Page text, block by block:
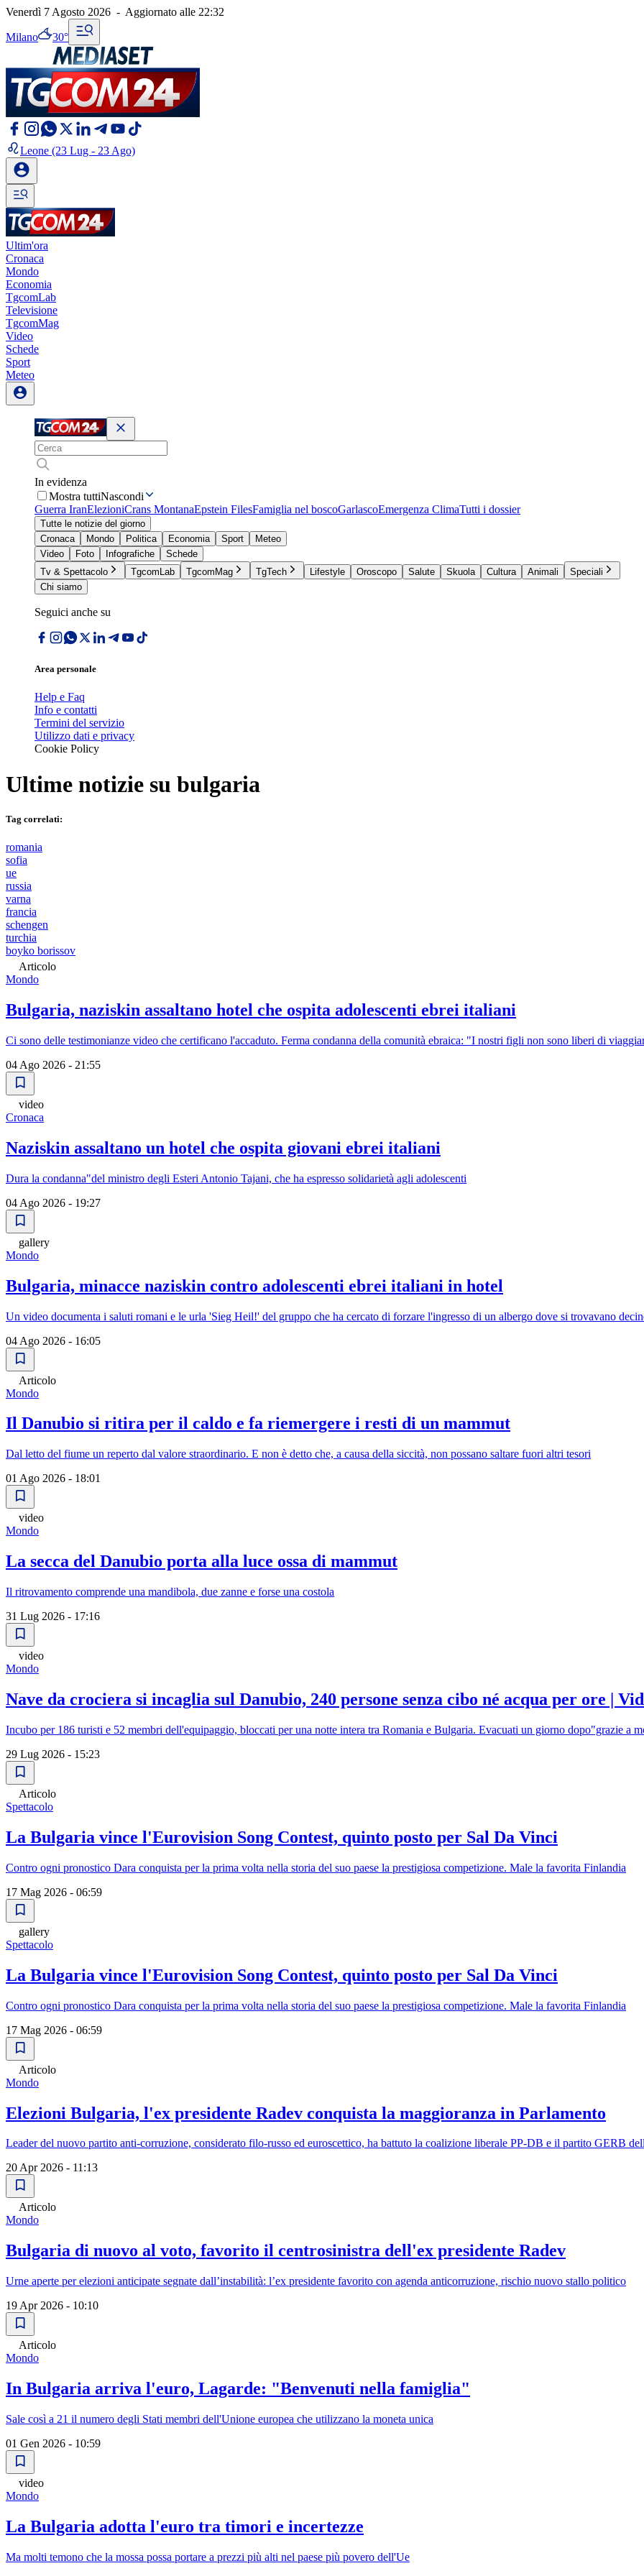
Venerdì 7 Agosto 2026 - Aggiornato alle 22:32
Milano 30°
Leone (23 Lug - 23 Ago)
Ultim'ora
Cronaca
Mondo
Economia
TgcomLab
Televisione
TgcomMag
Video
Schede
Sport
Meteo
In evidenza
Mostra tuttiNascondi
Guerra IranElezioniCrans MontanaEpstein FilesFamiglia nel boscoGarlascoEmergenza ClimaTutti i dossier
Tutte le notizie del giorno
Cronaca
Mondo Politica Economia Sport
Meteo
Video
Foto Infografiche
Schede
Tv & Spettacolo
TgcomLab TgcomMag TgTech Lifestyle Oroscopo Salute Skuola Cultura Animali
Speciali
Chi siamo
Seguici anche su
Area personale
Help e Faq
Info e contatti
Termini del servizio
Utilizzo dati e privacy
Cookie Policy
Ultime notizie su bulgaria
Tag correlati:
romania
sofia
ue
russia
varna
francia
schengen
turchia
boyko borissov
Articolo
Mondo
Bulgaria, naziskin assaltano hotel che ospita adolescenti ebrei italiani
Ci sono delle testimonianze video che certificano l'accaduto. Ferma condanna della comunità ebraica: "I nostri figli non sono liberi di
04 Ago 2026 - 21:55
video
Cronaca
Naziskin assaltano un hotel che ospita giovani ebrei italiani
Dura la condanna"del ministro degli Esteri Antonio Tajani, che ha espresso solidarietà agli adolescenti
04 Ago 2026 - 19:27
gallery
Mondo
Bulgaria, minacce naziskin contro adolescenti ebrei italiani in hotel
Un video documenta i saluti romani e le urla 'Sieg Heil!' del gruppo che ha cercato di forzare l'ingresso di un albergo dove si trovavano
04 Ago 2026 - 16:05
Articolo
Mondo
Il Danubio si ritira per il caldo e fa riemergere i resti di un mammut
Dal letto del fiume un reperto dal valore straordinario. E non è detto che, a causa della siccità, non possano saltare fuori altri tesori
01 Ago 2026 - 18:01
video
Mondo
La secca del Danubio porta alla luce ossa di mammut
Il ritrovamento comprende una mandibola, due zanne e forse una costola
31 Lug 2026 - 17:16
video
Mondo
Nave da crociera si incaglia sul Danubio, 240 persone senza cibo né acqua per ore |
Incubo per 186 turisti e 52 membri dell'equipaggio, bloccati per una notte intera tra Romania e Bulgaria. Evacuati un giorno dopo"grazie a
29 Lug 2026 - 15:23
Articolo
Spettacolo
La Bulgaria vince l'Eurovision Song Contest, quinto posto per Sal Da Vinci
Contro ogni pronostico Dara conquista per la prima volta nella storia del suo paese la prestigiosa competizione. Male la favorita Finlandia
17 Mag 2026 - 06:59
gallery
Spettacolo
La Bulgaria vince l'Eurovision Song Contest, quinto posto per Sal Da Vinci
Contro ogni pronostico Dara conquista per la prima volta nella storia del suo paese la prestigiosa competizione. Male la favorita Finlandia
17 Mag 2026 - 06:59
Articolo
Mondo
Elezioni Bulgaria, l'ex presidente Radev conquista la maggioranza in Parlamento
Leader del nuovo partito anti-corruzione, considerato filo-russo ed euroscettico, ha battuto la coalizione liberale PP-DB e il partito GERB
20 Apr 2026 - 11:13
Articolo
Mondo
Bulgaria di nuovo al voto, favorito il centrosinistra dell'ex presidente Radev
Urne aperte per elezioni anticipate segnate dall’instabilità: l’ex presidente favorito con agenda anticorruzione, rischio nuovo stallo politico
19 Apr 2026 - 10:10
Articolo
Mondo
In Bulgaria arriva l'euro, Lagarde: "Benvenuti nella famiglia"
Sale così a 21 il numero degli Stati membri dell'Unione europea che utilizzano la moneta unica
01 Gen 2026 - 10:59
video
Mondo
La Bulgaria adotta l'euro tra timori e incertezze
Ma molti temono che la mossa possa portare a prezzi più alti nel paese più povero dell'Ue